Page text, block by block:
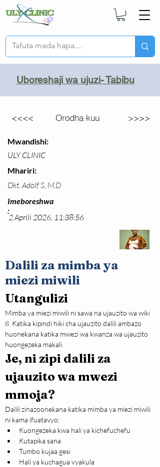
Uboreshaji wa ujuzi- Tabibu
<<<< Orodha kuu >>>>
Mwandishi:
ULY CLINIC
Mhariri:
Dkt. Adolf S, M.D
2 Aprili 2026, 11:38:56
Dalili za mimba ya
miezi miwili
Imeboreshwa
:
Utangulizi
Mimba ya miezi miwili ni sawa na ujauzito wa wiki
8. Katika kipindi hiki cha ujauzito dalili ambazo
huonekana katika mwezi wa kwanza wa ujauzito
huongezeka makali.
Je, ni zipi dalili za
ujauzito wa mwezi
mmoja?
Dalili zinazoonekana katika mimba ya miezi miwili
ni kama ifuatavyo;
Kuongezeka kwa hali ya kichefuchefu
Kutapika sana
Tumbo kujaa gesi
Hali ya kuchagua vyakula